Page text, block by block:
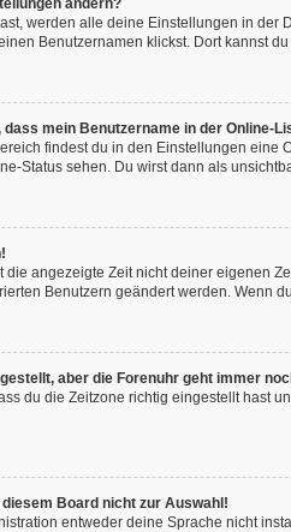
ändern?
werden alle deine Einstellungen in der
Benutzernamen klickst. Dort kannst
mein Benutzername in der Online-
findest du in den Einstellungen eine
Status sehen. Du wirst dann als
die angezeigte Zeit nicht deiner eigenen
Benutzern geändert werden. Wenn
aber die Forenuhr geht immer
du die Zeitzone richtig eingestellt hast
Board nicht zur Auswahl!
entweder deine Sprache nicht